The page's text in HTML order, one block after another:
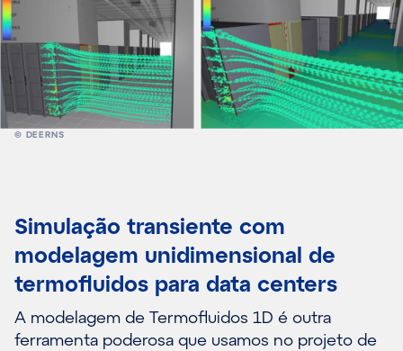
© DEERNS
Simulação transiente com
modelagem unidimensional de
termofluidos para data centers
A modelagem de Termofluidos 1D é outra
ferramenta poderosa que usamos no projeto de